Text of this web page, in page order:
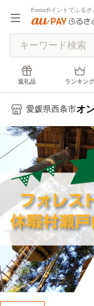
Pontaポイントでふるさ
返礼品 ランキン
愛媛県西条市オ